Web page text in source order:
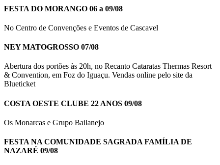
FESTA DO MORANGO 06 a 09/08
No Centro de Convenções e Eventos de Cascavel
NEY MATOGROSSO 07/08
Abertura dos portões às 20h, no Recanto Cataratas Thermas Resort
& Convention, em Foz do Iguaçu. Vendas online pelo site da
Blueticket
COSTA OESTE CLUBE 22 ANOS 09/08
Os Monarcas e Grupo Bailanejo
FESTA NA COMUNIDADE SAGRADA FAMÍLIA DE
NAZARÉ 09/08